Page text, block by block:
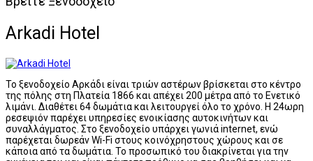
Arkadi Hotel
Το ξενοδοχείο Αρκάδι είναι τριών αστέρων βρίσκεται στο κέντρο
της πόλης στη Πλατεία 1866 και απέχει 200 μέτρα από το Ενετικό
λιμάνι. Διαθέτει 64 δωμάτια και λειτουργεί όλο το χρόνο. Η 24ωρη
ρεσεψιόν παρέχει υπηρεσίες ενοικίασης αυτοκινήτων και
συναλλάγματος. Στο ξενοδοχείο υπάρχει γωνιά internet, ενώ
παρέχεται δωρεάν Wi-Fi στους κοινόχρηστους χώρους και σε
κάποια από τα δωμάτια. Το προσωπικό του διακρίνεται για την